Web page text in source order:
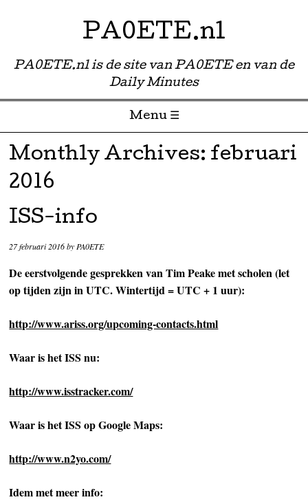
PA0ETE.nl
PA0ETE.nl is de site van PA0ETE en van de
Daily Minutes
Menu ☰
Skip to content
Monthly Archives: februari
2016
ISS-info
27 februari 2016byPA0ETE
De eerstvolgende gesprekken van Tim Peake met scholen (let
op tijden zijn in UTC. Wintertijd = UTC + 1 uur):
http://www.ariss.org/upcoming-contacts.html
Waar is het ISS nu:
http://www.isstracker.com/
Waar is het ISS op Google Maps:
http://www.n2yo.com/
Idem met meer info: